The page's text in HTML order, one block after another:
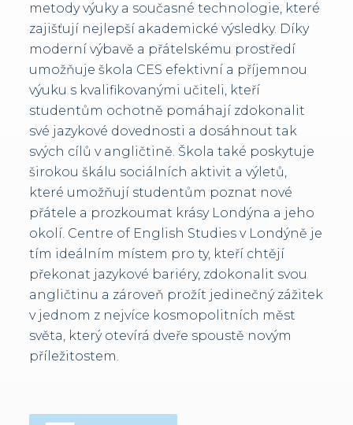
metody výuky a současné technologie, které
zajišťují nejlepší akademické výsledky. Díky
moderní výbavě a přátelskému prostředí
umožňuje škola CES efektivní a příjemnou
výuku s kvalifikovanými učiteli, kteří
studentům ochotně pomáhají zdokonalit
své jazykové dovednosti a dosáhnout tak
svých cílů v angličtině. Škola také poskytuje
širokou škálu sociálních aktivit a výletů,
které umožňují studentům poznat nové
přátele a prozkoumat krásy Londýna a jeho
okolí. Centre of English Studies v Londýně je
tím ideálním místem pro ty, kteří chtějí
překonat jazykové bariéry, zdokonalit svou
angličtinu a zároveň prožít jedinečný zážitek
v jednom z nejvíce kosmopolitních měst
světa, který otevírá dveře spoustě novým
příležitostem.